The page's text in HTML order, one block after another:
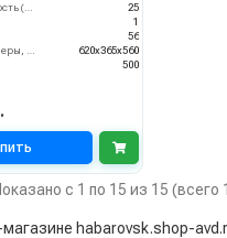
25
1
56
620x365x560
500
с 1 по 15 из 15 (всего
habarovsk.shop-